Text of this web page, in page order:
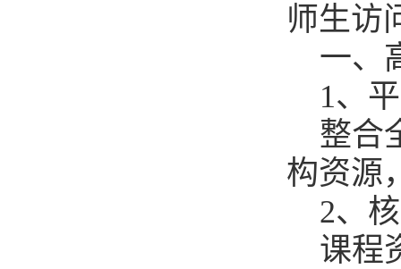
师生访
一、
1、
整合
构资源
2、
课程